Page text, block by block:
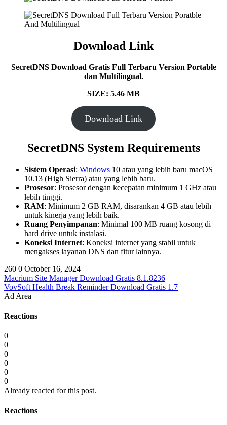
Download Link
SecretDNS Download Gratis Full Terbaru Version Portable
dan Multilingual.
SIZE: 5.46 MB
Download Link
SecretDNS System Requirements
Sistem Operasi: Windows 10 atau yang lebih baru macOS
10.13 (High Sierra) atau yang lebih baru.
Prosesor: Prosesor dengan kecepatan minimum 1 GHz atau
lebih tinggi.
RAM: Minimum 2 GB RAM, disarankan 4 GB atau lebih
untuk kinerja yang lebih baik.
Ruang Penyimpanan: Minimal 100 MB ruang kosong di
hard drive untuk instalasi.
Koneksi Internet: Koneksi internet yang stabil untuk
mengakses layanan DNS dan fitur lainnya.
260 0 October 16, 2024
Macrium Site Manager Download Gratis 8.1.8236
VovSoft Health Break Reminder Download Gratis 1.7
Ad Area
Reactions
0
0
0
0
0
0
Already reacted for this post.
Reactions